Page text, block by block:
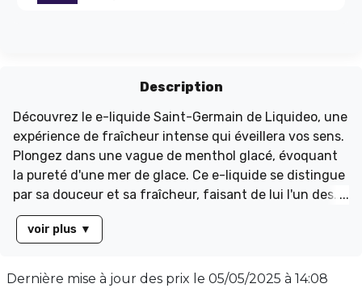
Description
Découvrez le e-liquide Saint-Germain de Liquideo, une
expérience de fraîcheur intense qui éveillera vos sens.
Plongez dans une vague de menthol glacé, évoquant
la pureté d'une mer de glace. Ce e-liquide se distingue
par sa douceur et sa fraîcheur, faisant de lui l'un des
incontournables de la gamme Liquideo. Fabriqué en
France, le Saint-Germain est conditionné dans un
offre un équilibre parfait avec un taux PG/VG de
voir plus ▼
Dernière mise à jour des prix le 05/05/2025 à 14:08